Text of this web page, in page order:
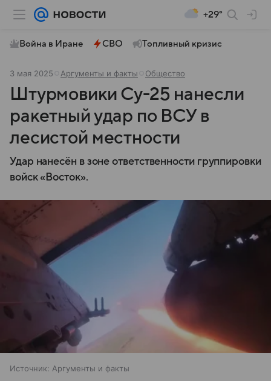
+29°
Война в Иране СВО Топливный кризис
3 мая 2025 Аргументы и факты Общество
Штурмовики Су-25 нанесли
ракетный удар по ВСУ в
лесистой местности
Удар нанесён в зоне ответственности группировки
войск «Восток».
Источник: Аргументы и факты